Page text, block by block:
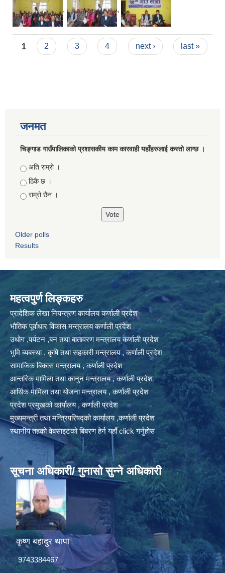
, ,
Pages
1 2 3 4 next › last »
जनमत
चिङ्गाड गाउँपालिकाको प्रशासकीय काम कारवाही यहाँहरुलाई कस्तो लाग्छ ।
Choices
अति राम्रो ।
ठिकै छ ।
राम्रो छैन ।
Older polls
Results
महत्वपुर्ण लिङ्कहरु
प्रादेशिक लेखा नियन्त्रण कार्यालय कर्णाली प्रदेश
भौतिक पूर्वाधार विकास मन्त्रालय कर्णाली प्रदेश
उधोग ,पर्यटन ,बन तथा बातावरण मन्त्रालय कर्णाली प्रदेश
भुमि ब्यबस्था , कृषि तथा सहकारी मन्त्रालय , कर्णाली प्रदेश
सामाजिक बिकास मन्त्रालय , कर्णाली प्रदेश
आन्तरिक मामिला तथा कानुन मन्त्रालय , कर्णाली प्रदेश
आर्थिक मामिला तथा योजना मन्त्रालय , कर्णाली प्रदेश
प्रदेश प्रमुखको कार्यालय , कर्णाली प्रदेश
मुख्यमन्त्री तथा मन्त्रिपरिषद्को कार्यालय ,कर्णाली प्रदेश
स्थानीय तहको वेबसाइटको बिबरण हेर्न यहाँ click गर्नुहोस
सूचना अधिकारी/ गुनासो सुन्ने अधिकारी
कृष्ण बहादुर थापा
9743384467